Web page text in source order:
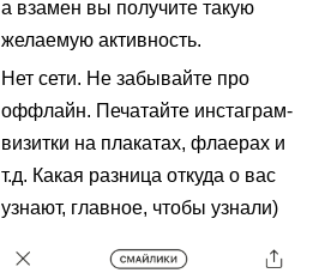
а взамен вы получите такую
желаемую активность.
Нет сети. Не забывайте про
оффлайн. Печатайте инстаграм-
визитки на плакатах, флаерах и
т.д. Какая разница откуда о вас
узнают, главное, чтобы узнали)